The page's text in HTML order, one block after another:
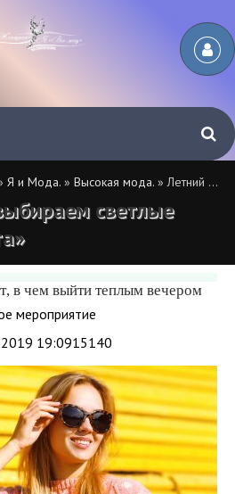
Я и Мода. » Высокая мода. » Летний тренд: выбираем светлые брюки - «Красота»
светлые
в чем выйти теплым вечером
мероприятие
2019 19:0915140